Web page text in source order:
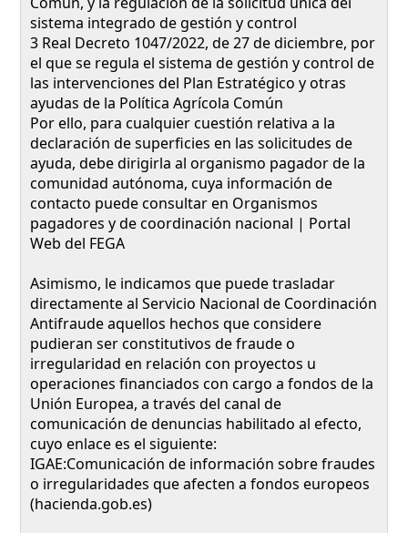
sistema integrado de gestión y control
3 Real Decreto 1047/2022, de 27 de diciembre, por
el que se regula el sistema de gestión y control de
las intervenciones del Plan Estratégico y otras
ayudas de la Política Agrícola Común
Por ello, para cualquier cuestión relativa a la
declaración de superficies en las solicitudes de
ayuda, debe dirigirla al organismo pagador de la
comunidad autónoma, cuya información de
contacto puede consultar en Organismos
pagadores y de coordinación nacional | Portal
Web del FEGA
Asimismo, le indicamos que puede trasladar
directamente al Servicio Nacional de Coordinación
Antifraude aquellos hechos que considere
pudieran ser constitutivos de fraude o
irregularidad en relación con proyectos u
operaciones financiados con cargo a fondos de la
Unión Europea, a través del canal de
comunicación de denuncias habilitado al efecto,
cuyo enlace es el siguiente:
IGAE:Comunicación de información sobre fraudes
o irregularidades que afecten a fondos europeos
(hacienda.gob.es)